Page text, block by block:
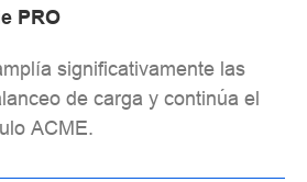
PRO
significativamente las
de carga y continúa el
ACME.